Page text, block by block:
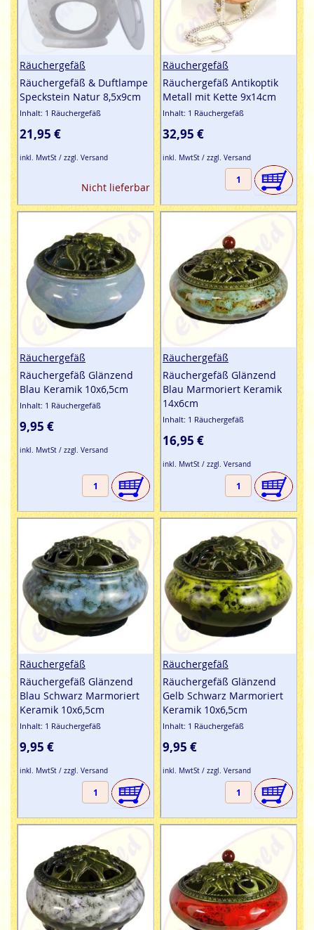
Räuchergefäß
Räuchergefäß & Duftlampe
Speckstein Natur 8,5x9cm
Inhalt: 1 Räuchergefäß
21,95 €
inkl. MwtSt / zzgl. Versand
Nicht lieferbar
Räuchergefäß
Räuchergefäß Antikoptik
Metall mit Kette 9x14cm
Inhalt: 1 Räuchergefäß
32,95 €
inkl. MwtSt / zzgl. Versand
Räuchergefäß
Räuchergefäß Glänzend
Blau Keramik 10x6,5cm
Inhalt: 1 Räuchergefäß
9,95 €
inkl. MwtSt / zzgl. Versand
Räuchergefäß
Räuchergefäß Glänzend
Blau Marmoriert Keramik
14x6cm
Inhalt: 1 Räuchergefäß
16,95 €
inkl. MwtSt / zzgl. Versand
Räuchergefäß
Räuchergefäß Glänzend
Blau Schwarz Marmoriert
Keramik 10x6,5cm
Inhalt: 1 Räuchergefäß
9,95 €
inkl. MwtSt / zzgl. Versand
Räuchergefäß
Räuchergefäß Glänzend
Gelb Schwarz Marmoriert
Keramik 10x6,5cm
Inhalt: 1 Räuchergefäß
9,95 €
inkl. MwtSt / zzgl. Versand